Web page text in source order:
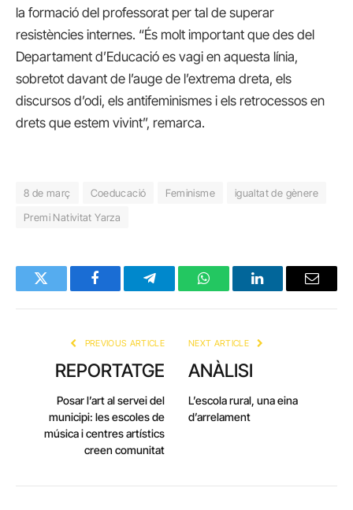
la formació del professorat per tal de superar
resistències internes. “És molt important que des del
Departament d’Educació es vagi en aquesta línia,
sobretot davant de l’auge de l’extrema dreta, els
discursos d’odi, els antifeminismes i els retrocessos en
drets que estem vivint”, remarca.
8 de març Coeducació Feminisme
igualtat de gènere
Premi Nativitat Yarza
Twitter FacebookTelegramWhatsAppLinkedInEmail
PREVIOUS ARTICLE
REPORTATGE
Posar l’art al servei del
municipi: les escoles de
música i centres artístics
creen comunitat
NEXT ARTICLE
ANÀLISI
L’escola rural, una eina
d’arrelament